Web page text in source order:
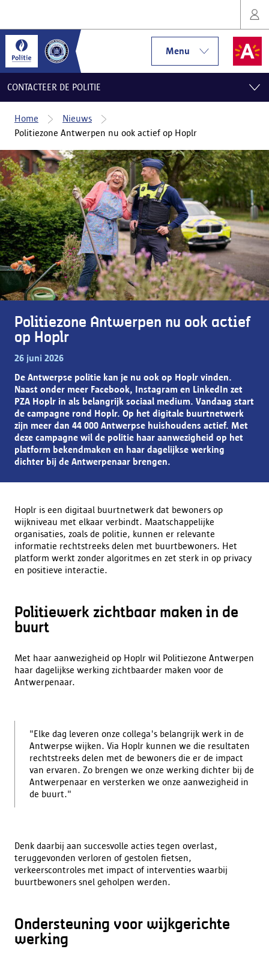
Menu
CONTACTEER DE POLITIE
Home
Nieuws
Politiezone Antwerpen nu ook actief op Hoplr
Politiezone Antwerpen nu ook actief
op Hoplr
26 juni 2026
De Antwerpse politie kan je nu ook op Hoplr vinden.
Naast onder meer Facebook, Instagram en LinkedIn zet
PZA Hoplr in als belangrijk sociaal medium. Vandaag start
de campagne rond Hoplr. Op het digitale buurtnetwerk
zijn meer dan 44 000 Antwerpse huishoudens actief. Met
deze campagne wil de politie haar aanwezigheid op het
platform bekendmaken en haar dagelijkse werking
dichter bij de Antwerpenaar brengen.
Hoplr is een digitaal buurtnetwerk dat bewoners op
wijkniveau met elkaar verbindt. Maatschappelijke
organisaties, zoals de politie, kunnen er relevante
informatie rechtstreeks delen met buurtbewoners. Het
platform werkt zonder algoritmes en zet sterk in op privacy
en positieve interactie.
Politiewerk zichtbaar maken in de
buurt
Met haar aanwezigheid op Hoplr wil Politiezone Antwerpen
haar dagelijkse werking zichtbaarder maken voor de
Antwerpenaar.
"Elke dag leveren onze collega's belangrijk werk in de
Antwerpse wijken. Via Hoplr kunnen we die resultaten
rechtstreeks delen met de bewoners die er de impact
van ervaren. Zo brengen we onze werking dichter bij de
Antwerpenaar en versterken we onze aanwezigheid in
de buurt."
Denk daarbij aan succesvolle acties tegen overlast,
teruggevonden verloren of gestolen fietsen,
verkeerscontroles met impact of interventies waarbij
buurtbewoners snel geholpen werden.
Ondersteuning voor wijkgerichte
werking